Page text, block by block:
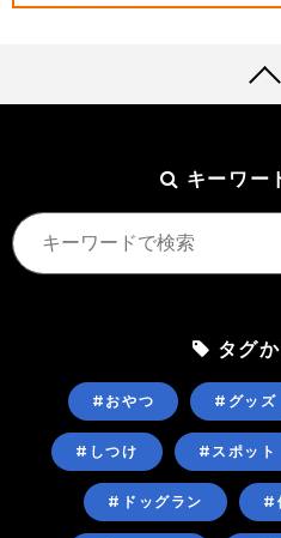
キーワー
タグ
#おやつ #グッズ
#しつけ #スポット
#ドッグラン #